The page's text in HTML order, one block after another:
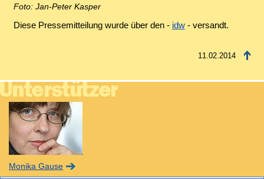
Foto: Jan-Peter Kasper
Diese Pressemitteilung wurde über den - idw- versandt.
11.02.2014
Monika Gause